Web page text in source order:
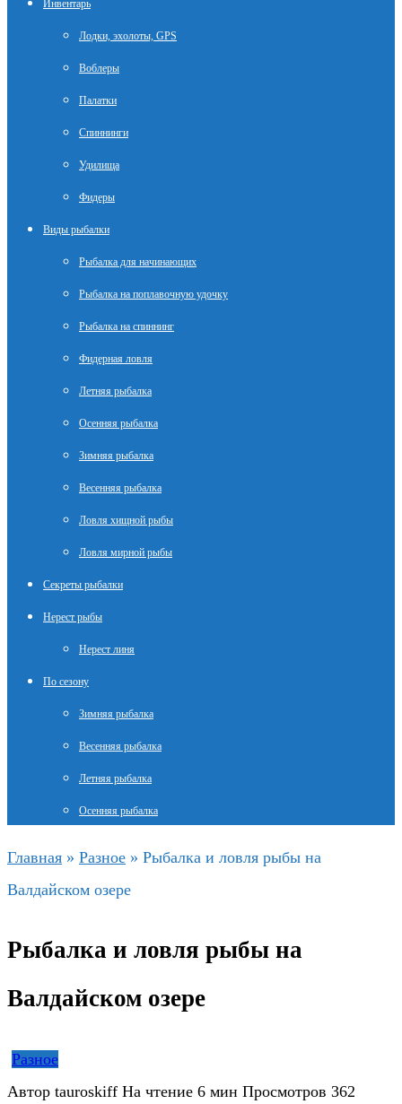
Инвентарь
Лодки, эхолоты, GPS
Воблеры
Палатки
Спиннинги
Удилища
Фидеры
Виды рыбалки
Рыбалка для начинающих
Рыбалка на поплавочную удочку
Рыбалка на спиннинг
Фидерная ловля
Летняя рыбалка
Осенняя рыбалка
Зимняя рыбалка
Весенняя рыбалка
Ловля хищной рыбы
Ловля мирной рыбы
Секреты рыбалки
Нерест рыбы
Нерест линя
По сезону
Зимняя рыбалка
Весенняя рыбалка
Летняя рыбалка
Осенняя рыбалка
Главная » Разное » Рыбалка и ловля рыбы на
Валдайском озере
Рыбалка и ловля рыбы на
Валдайском озере
Разное
Автор tauroskiff На чтение 6 мин Просмотров 362